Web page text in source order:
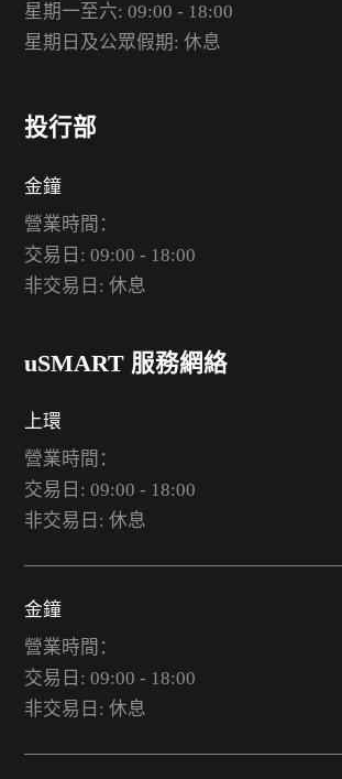
星期一至六: 09:00 - 18:00
星期日及公眾假期: 休息
投行部
金鐘
營業時間：
交易日: 09:00 - 18:00
非交易日: 休息
uSMART 服務網絡
上環
營業時間：
交易日: 09:00 - 18:00
非交易日: 休息
金鐘
營業時間：
交易日: 09:00 - 18:00
非交易日: 休息